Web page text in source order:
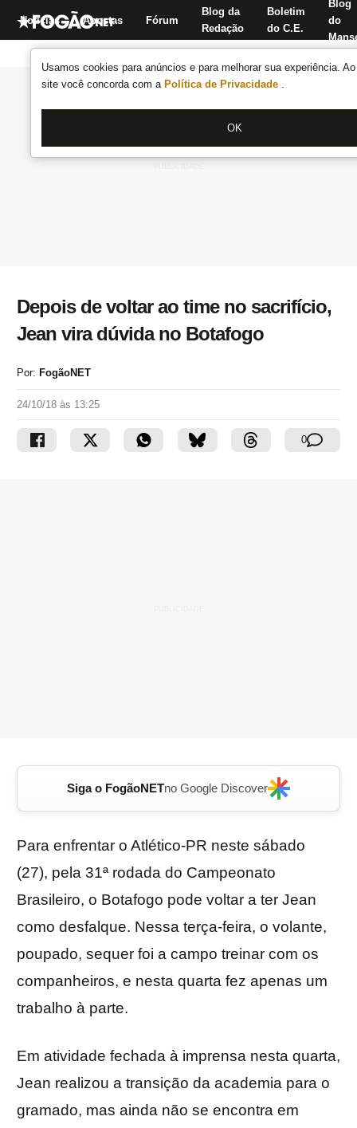
Usamos cookies para anúncios e para melhorar sua experiência.
site você concorda com a Política de Privacidade .
OK
Notícias Apostas Fórum
Blog da
Redação
Boletim
do C.E.
Blog
do
Depois de voltar ao time no sacrifício,
Jean vira dúvida no Botafogo
Por: FogãoNET
24/10/18 às 13:25
0
Siga o FogãoNETno Google Discover
Para enfrentar o Atlético-PR neste sábado
(27), pela 31ª rodada do Campeonato
Brasileiro, o Botafogo pode voltar a ter Jean
como desfalque. Nessa terça-feira, o volante,
poupado, sequer foi a campo treinar com os
companheiros, e nesta quarta fez apenas um
trabalho à parte.
Em atividade fechada à imprensa nesta quarta,
Jean realizou a transição da academia para o
gramado, mas ainda não se encontra em